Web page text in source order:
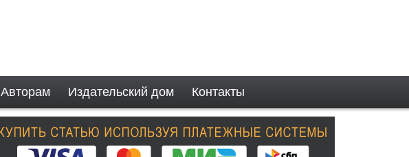
Авторам Издательский дом Контакты